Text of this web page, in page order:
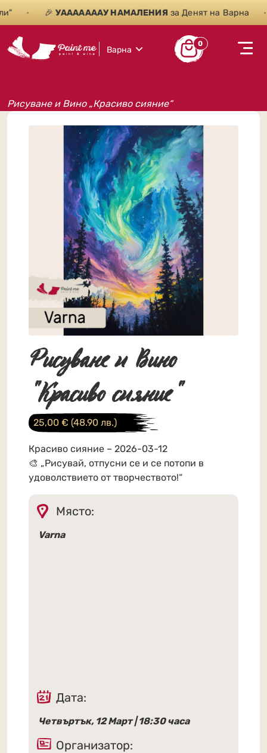
УАААААААУ НАМАЛЕНИЯза Денят на Варна
Варна
0
Рисуване и Вино „Красиво сияние“
Рисуване и Вино
"Красиво сияние"
25,00 € (48.90 лв.)
Красиво сияние – 2026-03-12
🎨 „Рисувай, отпусни се и се потопи в
удоволствието от творчеството!“
Място:
Varna
Дата:
Четвъртък, 12 Март | 18:30 часа
Организатор: